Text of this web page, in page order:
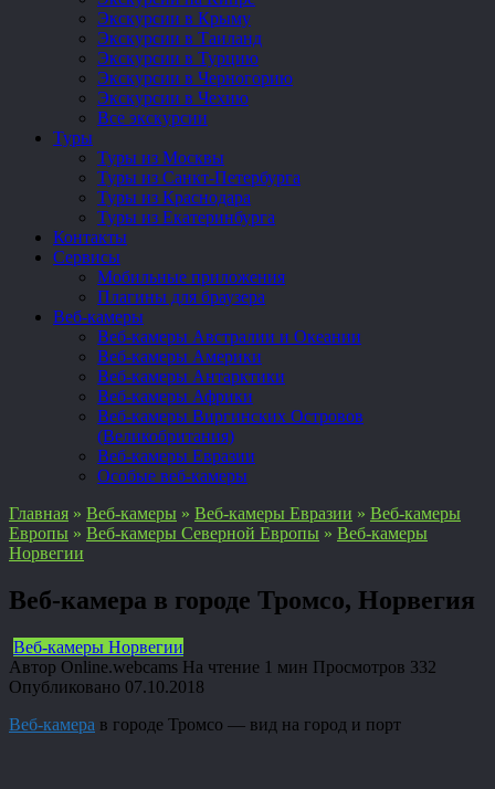
Экскурсии в Крыму
Экскурсии в Таиланд
Экскурсии в Турцию
Экскурсии в Черногорию
Экскурсии в Чехию
Все экскурсии
Туры
Туры из Москвы
Туры из Санкт-Петербурга
Туры из Краснодара
Туры из Екатеринбурга
Контакты
Сервисы
Мобильные приложения
Плагины для браузера
Веб-камеры
Веб-камеры Австралии и Океании
Веб-камеры Америки
Веб-камеры Антарктики
Веб-камеры Африки
Веб-камеры Виргинских Островов
(Великобритания)
Веб-камеры Евразии
Особые веб-камеры
Главная » Веб-камеры » Веб-камеры Евразии » Веб-камеры
Европы » Веб-камеры Северной Европы » Веб-камеры
Норвегии
Веб-камера в городе Тромсо, Норвегия
Веб-камеры Норвегии
Автор Online.webcams На чтение 1 мин Просмотров 332
Опубликовано 07.10.2018
Веб-камера в городе Тромсо — вид на город и порт